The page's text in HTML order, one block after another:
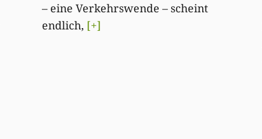
– eine Verkehrswende – scheint
endlich, [+]